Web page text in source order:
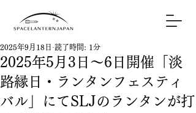
2025年5月3日～6日開催「淡
路縁日・ランタンフェスティ
バル」にてSLJのランタンが打
2025年9月18日 読了時間: 1分